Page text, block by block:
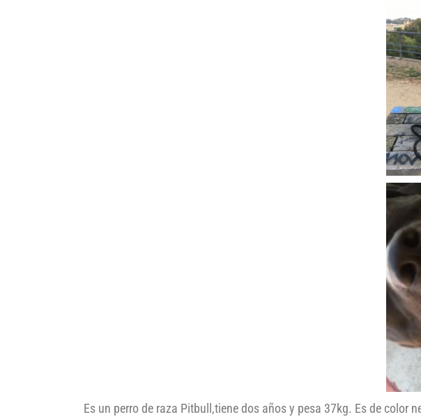
Es un perro de raza Pitbull,tiene dos años y pesa 37kg. Es de color